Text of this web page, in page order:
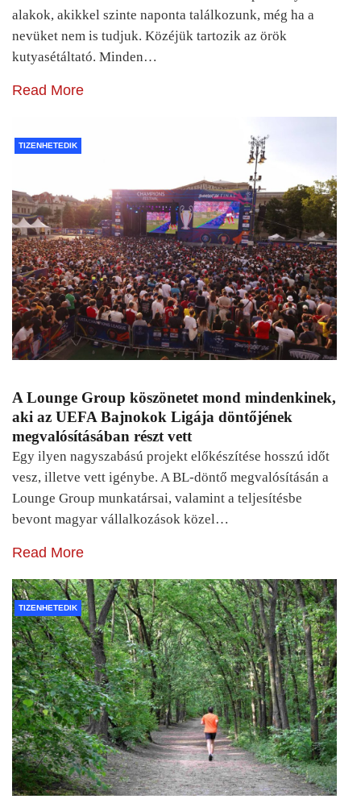
alakok, akikkel szinte naponta találkozunk, még ha a
nevüket nem is tudjuk. Közéjük tartozik az örök
kutyasétáltató. Minden…
Read More
TIZENHETEDIK
A Lounge Group köszönetet mond mindenkinek,
aki az UEFA Bajnokok Ligája döntőjének
megvalósításában részt vett
Egy ilyen nagyszabású projekt előkészítése hosszú időt
vesz, illetve vett igénybe. A BL-döntő megvalósításán a
Lounge Group munkatársai, valamint a teljesítésbe
bevont magyar vállalkozások közel…
Read More
TIZENHETEDIK